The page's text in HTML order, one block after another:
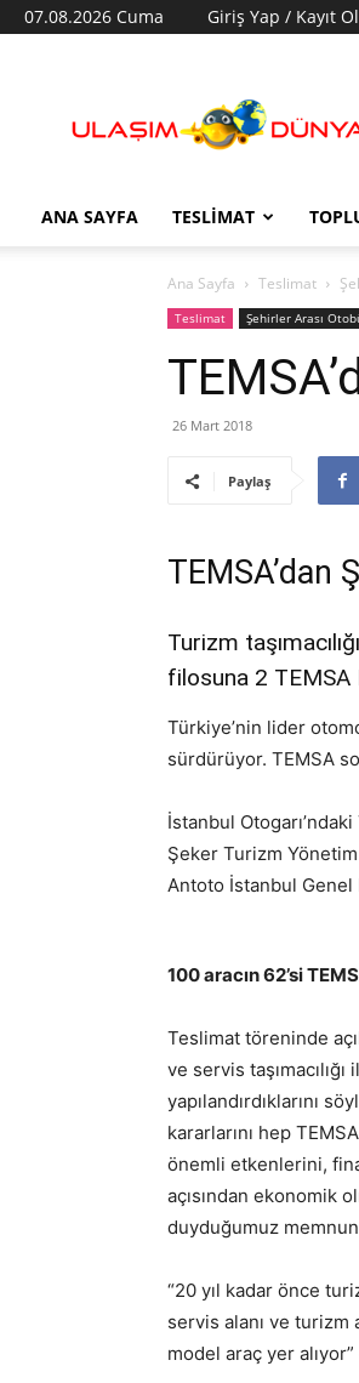
07.08.2026 Cuma Giriş Yap / Kayıt Ol
Dünyası
ANA SAYFA TESLIMAT
Ana Sayfa Teslimat
Teslimat Şehirler Arası
26 Mart 2018
Paylaş
TEMSA’dan
Turizm
filosuna 2 TEMSA
Türkiye’nin lider
sürdürüyor. TEMSA
İstanbul
Şeker Turizm
Antoto İstanbul Genel
100 aracın 62’si
Teslimat töreninde
ve servis
yapılandırdıklarını
kararlarını hep
önemli etkenlerini,
açısından ekonomik
duyduğumuz
“20 yıl kadar önce
servis alanı ve
model araç yer